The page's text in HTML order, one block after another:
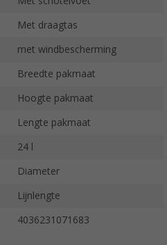
Met draagtas
met windbescherming
Breedte pakmaat
Hoogte pakmaat
Lengte pakmaat
24 l
Diameter
Lijnlengte
4036231071683